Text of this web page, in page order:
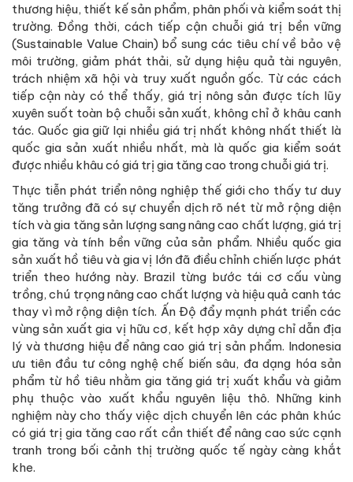
thương hiệu, thiết kế sản phẩm, phân phối và kiểm soát thị
trường. Đồng thời, cách tiếp cận chuỗi giá trị bền vững
(Sustainable Value Chain) bổ sung các tiêu chí về bảo vệ
môi trường, giảm phát thải, sử dụng hiệu quả tài nguyên,
trách nhiệm xã hội và truy xuất nguồn gốc. Từ các cách
tiếp cận này có thể thấy, giá trị nông sản được tích lũy
xuyên suốt toàn bộ chuỗi sản xuất, không chỉ ở khâu canh
tác. Quốc gia giữ lại nhiều giá trị nhất không nhất thiết là
quốc gia sản xuất nhiều nhất, mà là quốc gia kiểm soát
được nhiều khâu có giá trị gia tăng cao trong chuỗi giá trị.
Thực tiễn phát triển nông nghiệp thế giới cho thấy tư duy
tăng trưởng đã có sự chuyển dịch rõ nét từ mở rộng diện
tích và gia tăng sản lượng sang nâng cao chất lượng, giá trị
gia tăng và tính bền vững của sản phẩm. Nhiều quốc gia
sản xuất hồ tiêu và gia vị lớn đã điều chỉnh chiến lược phát
triển theo hướng này. Brazil từng bước tái cơ cấu vùng
trồng, chú trọng nâng cao chất lượng và hiệu quả canh tác
thay vì mở rộng diện tích. Ấn Độ đẩy mạnh phát triển các
vùng sản xuất gia vị hữu cơ, kết hợp xây dựng chỉ dẫn địa
lý và thương hiệu để nâng cao giá trị sản phẩm. Indonesia
ưu tiên đầu tư công nghệ chế biến sâu, đa dạng hóa sản
phẩm từ hồ tiêu nhằm gia tăng giá trị xuất khẩu và giảm
phụ thuộc vào xuất khẩu nguyên liệu thô. Những kinh
nghiệm này cho thấy việc dịch chuyển lên các phân khúc
có giá trị gia tăng cao rất cần thiết để nâng cao sức cạnh
tranh trong bối cảnh thị trường quốc tế ngày càng khắt
khe.